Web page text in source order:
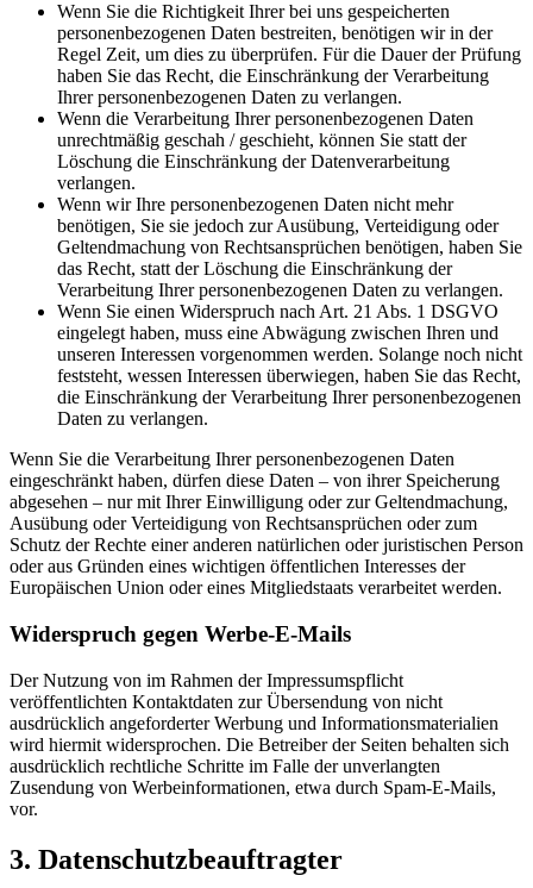
Wenn Sie die Richtigkeit Ihrer bei uns gespeicherten
personenbezogenen Daten bestreiten, benötigen wir in der
Regel Zeit, um dies zu überprüfen. Für die Dauer der Prüfung
haben Sie das Recht, die Einschränkung der Verarbeitung
Ihrer personenbezogenen Daten zu verlangen.
Wenn die Verarbeitung Ihrer personenbezogenen Daten
unrechtmäßig geschah / geschieht, können Sie statt der
Löschung die Einschränkung der Datenverarbeitung
verlangen.
Wenn wir Ihre personenbezogenen Daten nicht mehr
benötigen, Sie sie jedoch zur Ausübung, Verteidigung oder
Geltendmachung von Rechtsansprüchen benötigen, haben Sie
das Recht, statt der Löschung die Einschränkung der
Verarbeitung Ihrer personenbezogenen Daten zu verlangen.
Wenn Sie einen Widerspruch nach Art. 21 Abs. 1 DSGVO
eingelegt haben, muss eine Abwägung zwischen Ihren und
unseren Interessen vorgenommen werden. Solange noch nicht
feststeht, wessen Interessen überwiegen, haben Sie das Recht,
die Einschränkung der Verarbeitung Ihrer personenbezogenen
Daten zu verlangen.
Wenn Sie die Verarbeitung Ihrer personenbezogenen Daten
eingeschränkt haben, dürfen diese Daten – von ihrer Speicherung
abgesehen – nur mit Ihrer Einwilligung oder zur Geltendmachung,
Ausübung oder Verteidigung von Rechtsansprüchen oder zum
Schutz der Rechte einer anderen natürlichen oder juristischen Person
oder aus Gründen eines wichtigen öffentlichen Interesses der
Europäischen Union oder eines Mitgliedstaats verarbeitet werden.
Widerspruch gegen Werbe-E-Mails
Der Nutzung von im Rahmen der Impressumspflicht
veröffentlichten Kontaktdaten zur Übersendung von nicht
ausdrücklich angeforderter Werbung und Informationsmaterialien
wird hiermit widersprochen. Die Betreiber der Seiten behalten sich
ausdrücklich rechtliche Schritte im Falle der unverlangten
Zusendung von Werbeinformationen, etwa durch Spam-E-Mails,
vor.
3. Datenschutzbeauftragter